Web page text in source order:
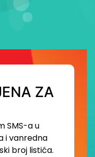
ZA
SMS-a u
i vanredna
broj listića.